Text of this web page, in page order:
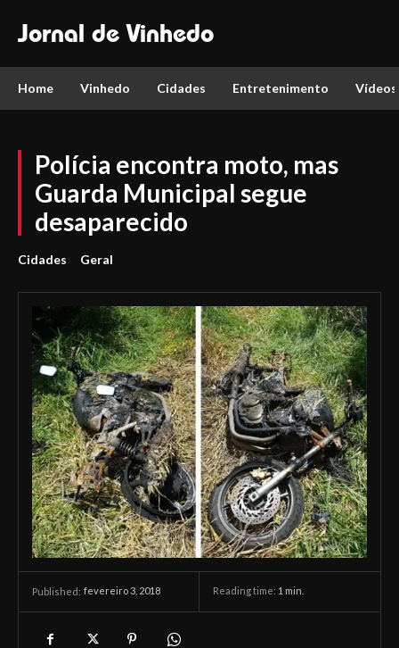
Jornal de Vinhedo
Home Vinhedo Cidades Entretenimento Vídeos
Polícia encontra moto, mas
Guarda Municipal segue
desaparecido
Cidades Geral
Published: fevereiro 3, 2018 Reading time: 1 min.